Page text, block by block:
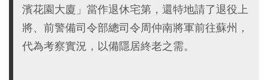
濱花園大廈」當作退休宅第，還特地請了退役上
將、前警備司令部總司令周仲南將軍前往蘇州，
代為考察實況，以備隱居終老之需。